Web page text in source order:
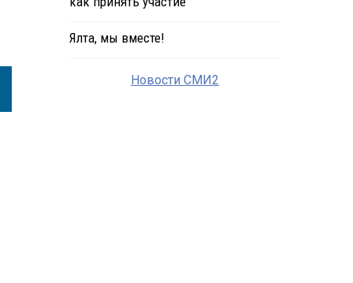
Ялта, мы вместе!
Новости СМИ2